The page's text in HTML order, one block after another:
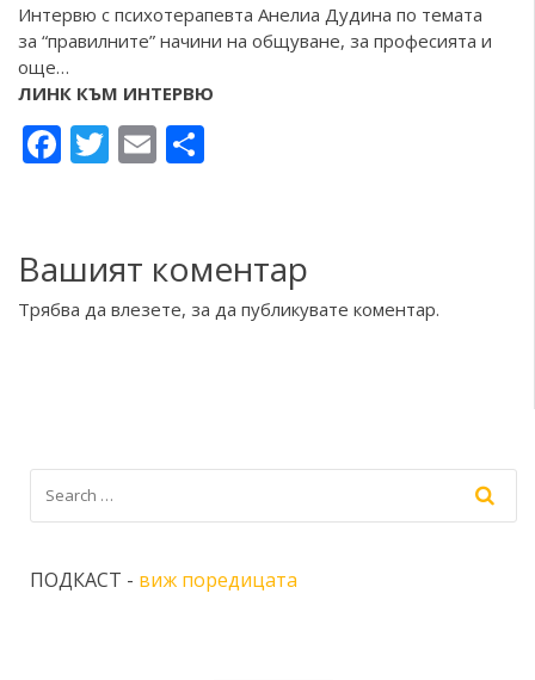
Интервю с психотерапевта Анелиа Дудина по темата
за “правилните” начини на общуване, за професията и
още…
ЛИНК КЪМ ИНТЕРВЮ
Facebook
Twitter
Email
Вашият коментар
Трябва да влезете, за да публикувате коментар.
ПОДКАСТ - виж поредицата